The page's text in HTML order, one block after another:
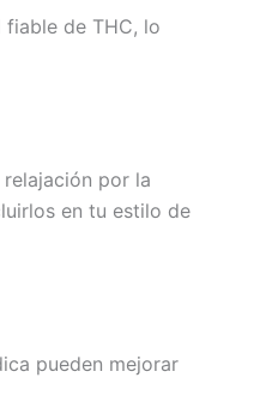
de THC, lo
por la
en tu estilo de
pueden mejorar